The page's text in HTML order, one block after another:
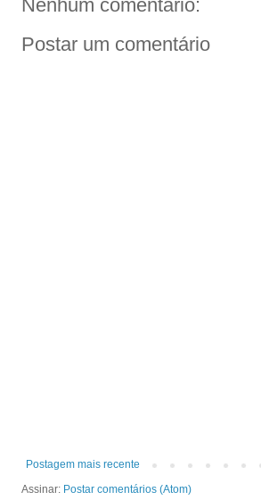
Nenhum comentário:
Postar um comentário
Postagem mais recente
Assinar: Postar comentários (Atom)